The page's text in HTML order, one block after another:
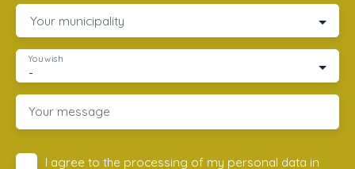
Your municipality
-
You wish
Your message
I agree to the processing of my personal data in